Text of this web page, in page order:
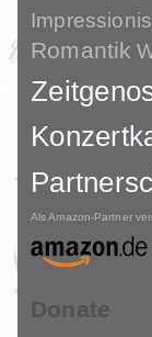
Romantik
Als Amazon-Partner
Donate